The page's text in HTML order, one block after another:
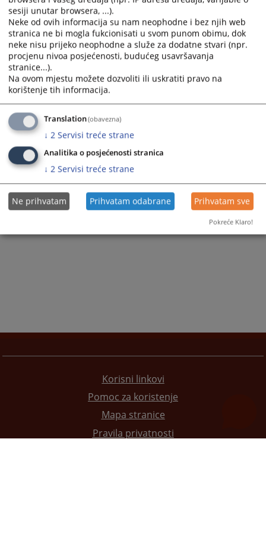
286PREGLEDA
Korisni linkovi
Pomoc za koristenje
Mapa stranice
Pravila privatnosti
sesiji unutar browsera, ...).
Neke od ovih informacija su nam neophodne i bez njih web
stranica ne bi mogla fukcionisati u svom punom obimu, dok
neke nisu prijeko neophodne a služe za dodatne stvari (npr.
procjenu nivoa posjećenosti, budućeg usavršavanja
stranice...).
Na ovom mjestu možete dozvoliti ili uskratiti pravo na
korištenje tih informacija.
Translation(obavezna)
↓ 2 Servisi treće strane
Analitika o posjećenosti stranica
↓ 2 Servisi treće strane
Ne prihvatam Prihvatam odabrane Prihvatam sve
Pokreće Klaro!